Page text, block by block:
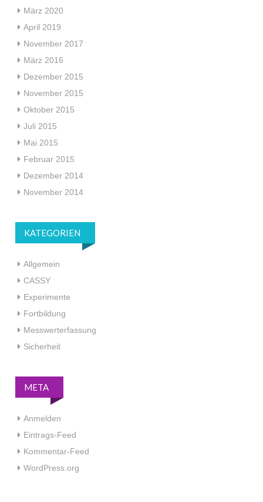
März 2020
April 2019
November 2017
März 2016
Dezember 2015
November 2015
Oktober 2015
Juli 2015
Mai 2015
Februar 2015
Dezember 2014
November 2014
KATEGORIEN
Allgemein
CASSY
Experimente
Fortbildung
Messwerterfassung
Sicherheit
META
Anmelden
Eintrags-Feed
Kommentar-Feed
WordPress.org